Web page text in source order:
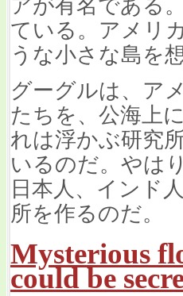
アが有名である
ている。アメリ
うな小さな島を
グーグルは、ア
たちを、公海上
れは浮かぶ研究
いるのだ。やは
日本人、インド
所を作るのだ。
Mysterious
could be